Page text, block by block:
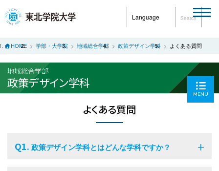
Language Search
HOME 学部・大学院 地域総合学部 政策デザイン学科 よくある質問
地域総合学部
政策デザイン学科
MENU
よくある質問
Q1. 政策デザイン学科とはどんな学科ですか？